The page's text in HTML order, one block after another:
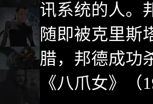
讯系统的人。
随即被克里斯
腊，邦德成功
《八爪女》（